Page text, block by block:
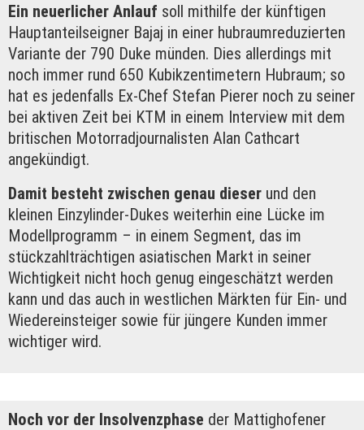
Ein neuerlicher Anlauf soll mithilfe der künftigen
Hauptanteilseigner Bajaj in einer hubraumreduzierten
Variante der 790 Duke münden. Dies allerdings mit
noch immer rund 650 Kubikzentimetern Hubraum; so
hat es jedenfalls Ex-Chef Stefan Pierer noch zu seiner
bei aktiven Zeit bei KTM in einem Interview mit dem
britischen Motorradjournalisten Alan Cathcart
angekündigt.
Damit besteht zwischen genau dieser und den
kleinen Einzylinder-Dukes weiterhin eine Lücke im
Modellprogramm – in einem Segment, das im
stückzahlträchtigen asiatischen Markt in seiner
Wichtigkeit nicht hoch genug eingeschätzt werden
kann und das auch in westlichen Märkten für Ein- und
Wiedereinsteiger sowie für jüngere Kunden immer
wichtiger wird.
Noch vor der Insolvenzphase der Mattighofener